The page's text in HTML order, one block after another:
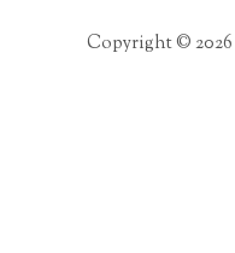
Copyright ©